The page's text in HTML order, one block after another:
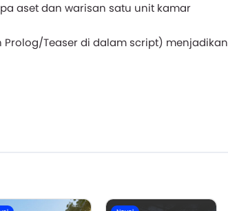
aset dan warisan satu unit kamar
Teaser di dalam script) menjadikan